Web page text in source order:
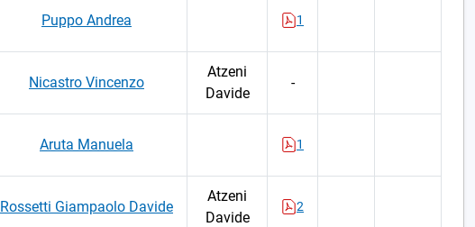
Puppo Andrea 1
Nicastro Vincenzo
Atzeni
Davide
-
Aruta Manuela 1
Rossetti Giampaolo Davide
Atzeni
Davide
2